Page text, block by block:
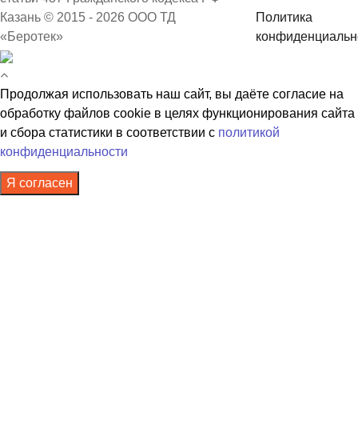
Казань © 2015 - 2026 ООО ТД
«Беротек»
Политика
Продолжая использовать наш сайт, вы даёте согласие на
обработку файлов cookie в целях функционирования сайта
и сбора статистики в соответствии с политикой
конфиденциальности
Я согласен